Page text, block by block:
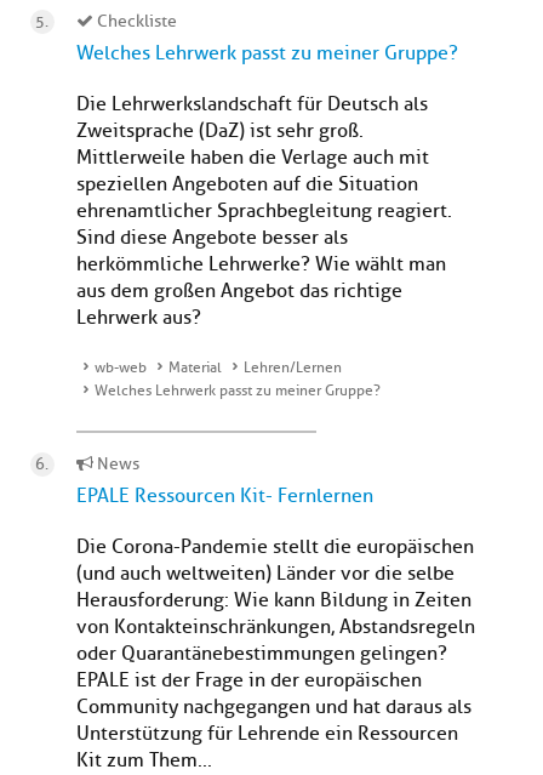
Checkliste
Welches Lehrwerk passt zu meiner Gruppe?
Die Lehrwerkslandschaft für Deutsch als
Zweitsprache (DaZ) ist sehr groß.
Mittlerweile haben die Verlage auch mit
speziellen Angeboten auf die Situation
ehrenamtlicher Sprachbegleitung reagiert.
Sind diese Angebote besser als
herkömmliche Lehrwerke? Wie wählt man
aus dem großen Angebot das richtige
Lehrwerk aus?
wb-web Material
Lehren/Lernen
Welches Lehrwerk passt zu meiner Gruppe?
News
EPALE Ressourcen Kit - Fernlernen
Die Corona-Pandemie stellt die europäischen
(und auch weltweiten) Länder vor die selbe
Herausforderung: Wie kann Bildung in Zeiten
von Kontakteinschränkungen, Abstandsregeln
oder Quarantänebestimmungen gelingen?
EPALE ist der Frage in der europäischen
Community nachgegangen und hat daraus als
Unterstützung für Lehrende ein Ressourcen
Kit zum Them...